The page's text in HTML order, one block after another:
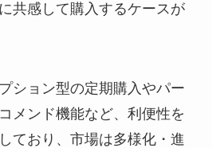
共感して購入するケースが
ション型の定期購入やパー
メンド機能など、利便性を
ており、市場は多様化・進